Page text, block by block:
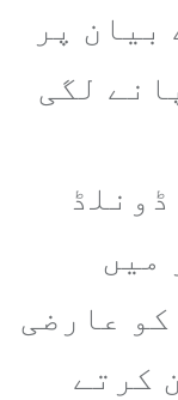
پر
لگی
میں
عارضی
کرتے